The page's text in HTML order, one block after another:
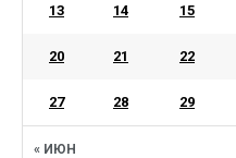
« ИЮН
13 14 15
20 21 22
27 28 29